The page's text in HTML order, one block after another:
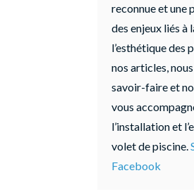
reconnue et une
des enjeux liés
l’esthétique des
nos articles,
savoir-faire et
vous
l’installation et
volet de piscine.
Facebook